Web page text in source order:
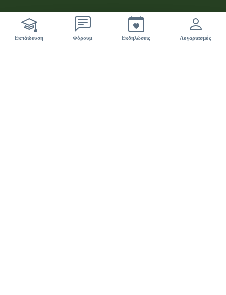
Εκπάιδευση Φόρουμ Εκδηλώσειςci sono 42 nuovi eventi
Λογαριασμός